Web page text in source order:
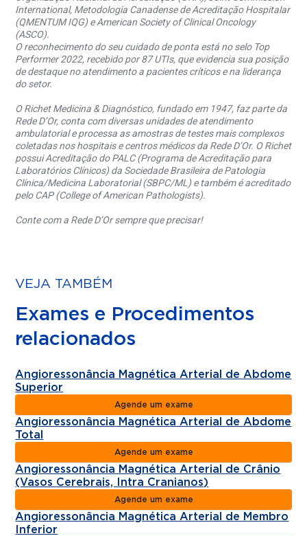
International, Metodologia Canadense de Acreditação Hospitalar
(QMENTUM IQG) e American Society of Clinical Oncology
(ASCO).
O reconhecimento do seu cuidado de ponta está no selo Top
Performer 2022, recebido por 87 UTIs, que evidencia sua posição
de destaque no atendimento a pacientes críticos e na liderança
do setor.
O Richet Medicina & Diagnóstico, fundado em 1947, faz parte da
Rede D’Or, conta com diversas unidades de atendimento
ambulatorial e processa as amostras de testes mais complexos
coletadas nos hospitais e centros médicos da Rede D’Or. O Richet
possui Acreditação do PALC (Programa de Acreditação para
Laboratórios Clínicos) da Sociedade Brasileira de Patologia
Clínica/Medicina Laboratorial (SBPC/ML) e também é acreditado
pelo CAP (College of American Pathologists).
Conte com a Rede D’Or sempre que precisar!
VEJA TAMBÉM
Exames e Procedimentos
relacionados
Angioressonância Magnética Arterial de Abdome
Superior
Agende um exame
Angioressonância Magnética Arterial de Abdome
Total
Agende um exame
Angioressonância Magnética Arterial de Crânio
(Vasos Cerebrais, Intra Cranianos)
Agende um exame
Angioressonância Magnética Arterial de Membro
Inferior